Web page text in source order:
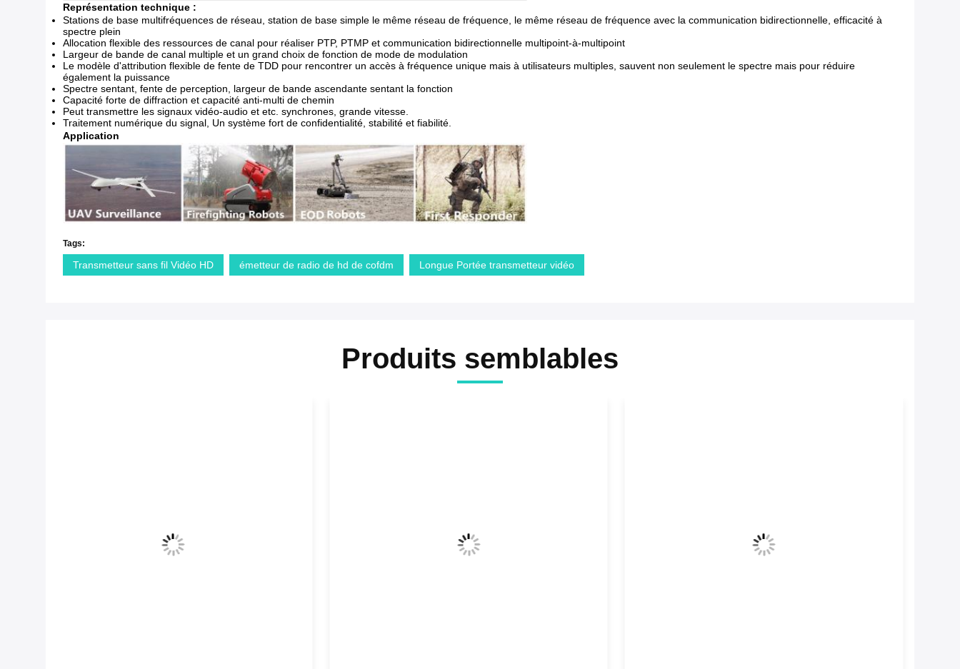
Représentation technique :
Stations de base multifréquences de réseau, station de base simple le même réseau de fréquence, le même réseau de fréquence avec la communication bidirectionnelle, efficacité à
spectre plein
Allocation flexible des ressources de canal pour réaliser PTP, PTMP et communication bidirectionnelle multipoint-à-multipoint
Largeur de bande de canal multiple et un grand choix de fonction de mode de modulation
Le modèle d'attribution flexible de fente de TDD pour rencontrer un accès à fréquence unique mais à utilisateurs multiples, sauvent non seulement le spectre mais pour réduire
également la puissance
Spectre sentant, fente de perception, largeur de bande ascendante sentant la fonction
Capacité forte de diffraction et capacité anti-multi de chemin
Peut transmettre les signaux vidéo-audio et etc. synchrones, grande vitesse.
Traitement numérique du signal, Un système fort de confidentialité, stabilité et fiabilité.
Application
Tags:
Transmetteur sans fil Vidéo HD émetteur de radio de hd de cofdm Longue Portée transmetteur vidéo
Produits semblables